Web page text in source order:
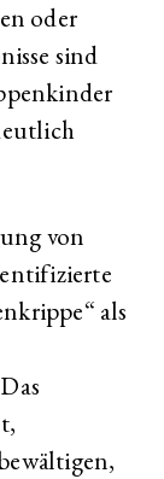
oder
sind
von
als